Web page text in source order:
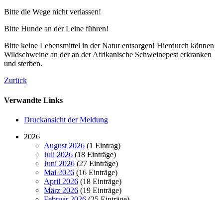
Bitte die Wege nicht verlassen!
Bitte Hunde an der Leine führen!
Bitte keine Lebensmittel in der Natur entsorgen! Hierdurch können
Wildschweine an der an der Afrikanische Schweinepest erkranken
und sterben.
Zurück
Verwandte Links
Druckansicht der Meldung
2026
August 2026 (1 Eintrag)
Juli 2026 (18 Einträge)
Juni 2026 (27 Einträge)
Mai 2026 (16 Einträge)
April 2026 (18 Einträge)
März 2026 (19 Einträge)